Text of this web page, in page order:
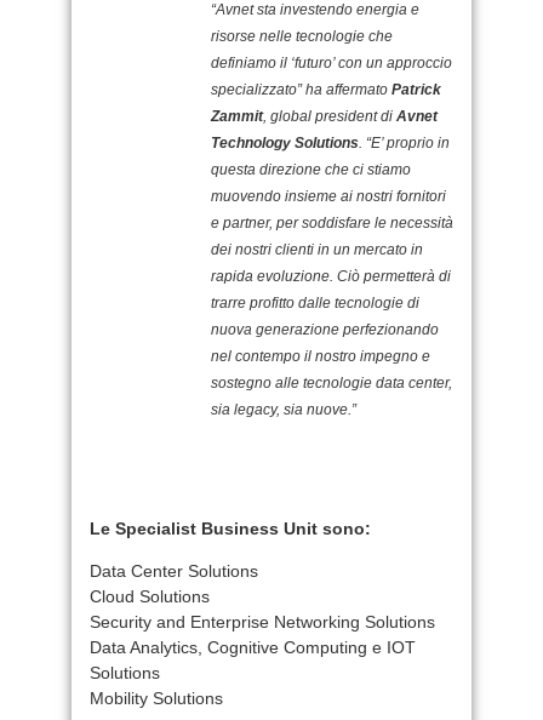
“Avnet sta investendo energia e
risorse nelle tecnologie che
definiamo il ‘futuro’ con un approccio
specializzato” ha affermato Patrick
Zammit, global president di Avnet
Technology Solutions. “E’ proprio in
questa direzione che ci stiamo
muovendo insieme ai nostri fornitori
e partner, per soddisfare le necessità
dei nostri clienti in un mercato in
rapida evoluzione. Ciò permetterà di
trarre profitto dalle tecnologie di
nuova generazione perfezionando
nel contempo il nostro impegno e
sostegno alle tecnologie data center,
sia legacy, sia nuove.”
Le Specialist Business Unit sono:
Data Center Solutions
Cloud Solutions
Security and Enterprise Networking Solutions
Data Analytics, Cognitive Computing e IOT
Solutions
Mobility Solutions